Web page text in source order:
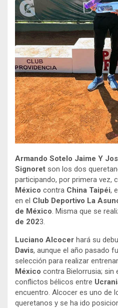
Armando Sotelo Jaime Y
Signoret son los dos
participando, por primera vez,
México contra China Taipéi,
en el Club Deportivo La
de México. Misma que se
de 2023.
Luciano Alcocer hará su
Davis, aunque el año pasado
selección para realizar
México contra Bielorrusia; sin
conflictos bélicos entre
encuentro. Alcocer es uno de
queretanos y se ha ido